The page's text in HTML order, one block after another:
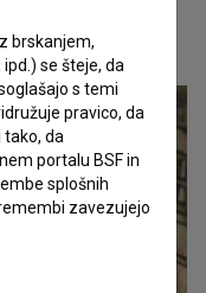
brskanjem,
se šteje, da
s temi
pravico, da
da
portalu BSF in
splošnih
zavezujejo